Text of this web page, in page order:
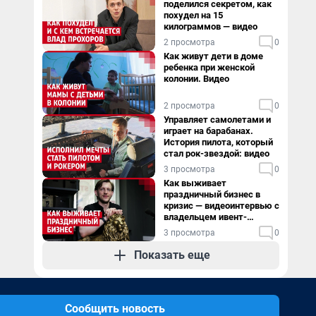
поделился секретом, как
похудел на 15
килограммов — видео
2 просмотра 0
Как живут дети в доме
ребенка при женской
колонии. Видео
2 просмотра 0
Управляет самолетами и
играет на барабанах.
История пилота, который
стал рок-звездой: видео
3 просмотра 0
Как выживает
праздничный бизнес в
кризис — видеоинтервью с
владельцем ивент-
агентства
3 просмотра 0
Показать еще
Сообщить новость